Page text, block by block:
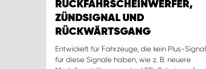
RÜCKFAHRSCHEINWERFER,
ZÜNDSIGNAL UND
RÜCKWÄRTSGANG
Entwickelt für Fahrzeuge, die kein Plus-Signal
für diese Signale haben, wie z. B. neuere